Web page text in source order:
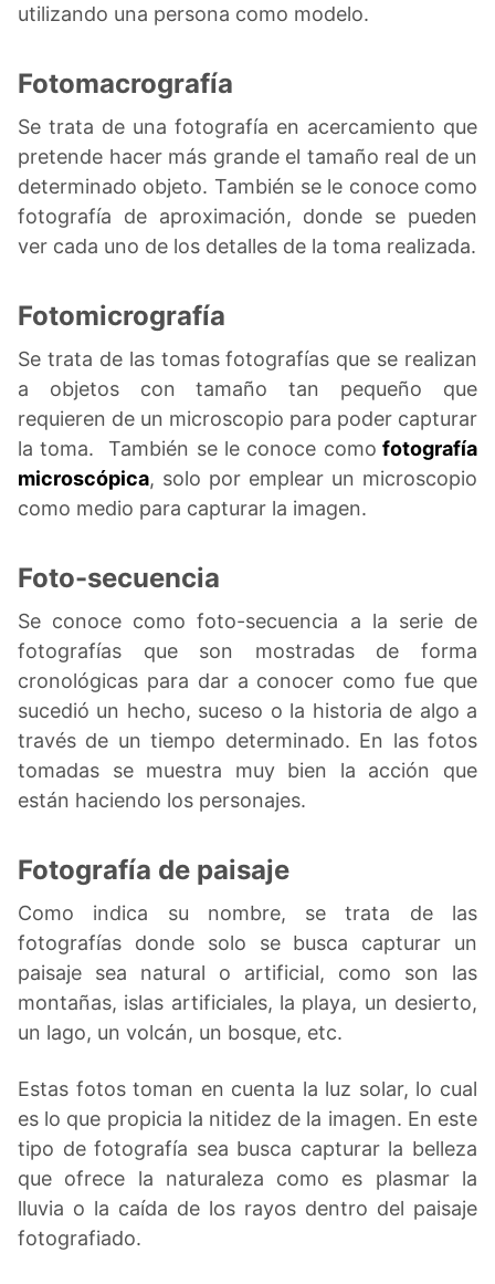
utilizando una persona como modelo.
Fotomacrografía
Se trata de una fotografía en acercamiento que
pretende hacer más grande el tamaño real de un
determinado objeto. También se le conoce como
fotografía de aproximación, donde se pueden
ver cada uno de los detalles de la toma realizada.
Fotomicrografía
Se trata de las tomas fotografías que se realizan
a objetos con tamaño tan pequeño que
requieren de un microscopio para poder capturar
la toma. También se le conoce como fotografía
microscópica, solo por emplear un microscopio
como medio para capturar la imagen.
Foto-secuencia
Se conoce como foto-secuencia a la serie de
fotografías que son mostradas de forma
cronológicas para dar a conocer como fue que
sucedió un hecho, suceso o la historia de algo a
través de un tiempo determinado. En las fotos
tomadas se muestra muy bien la acción que
están haciendo los personajes.
Fotografía de paisaje
Como indica su nombre, se trata de las
fotografías donde solo se busca capturar un
paisaje sea natural o artificial, como son las
montañas, islas artificiales, la playa, un desierto,
un lago, un volcán, un bosque, etc.
Estas fotos toman en cuenta la luz solar, lo cual
es lo que propicia la nitidez de la imagen. En este
tipo de fotografía sea busca capturar la belleza
que ofrece la naturaleza como es plasmar la
lluvia o la caída de los rayos dentro del paisaje
fotografiado.